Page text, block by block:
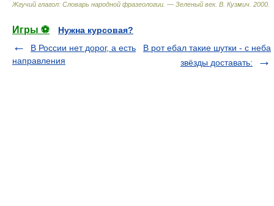
Жгучий глагол: Словарь народной фразеологии. — Зеленый век. В. Кузмич 2000
Игры ⚽
Нужна курсовая?
В России нет дорог, а есть
направления
В рот ебал такие шутки - с неба
звёзды доставать: